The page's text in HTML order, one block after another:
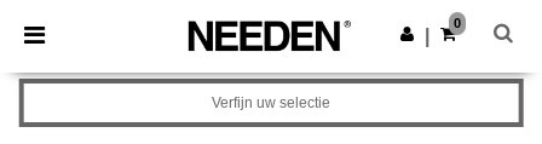
× Needen-app
Betere prijzen in de app!
Download app
0
Verfijn uw selectie